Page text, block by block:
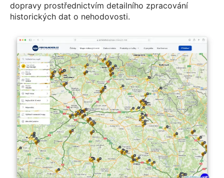
dopravy prostřednictvím detailního zpracování
historických dat o nehodovosti.